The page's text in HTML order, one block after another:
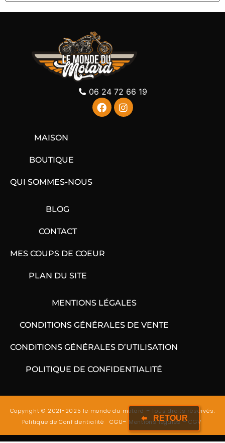
06 24 72 66 19
MAISON
BOUTIQUE
QUI SOMMES-NOUS
BLOG
CONTACT
MES COUPS DE COEUR
PLAN DU SITE
MENTIONS LÉGALES
CONDITIONS GÉNÉRALES DE VENTE
CONDITIONS GÉNÉRALES D’UTILISATION
POLITIQUE DE CONFIDENTIALITÉ
Copyright © 2021-2025 le monde du motard – Tous droits réservés.
Politique de Confidentialité
CGU– Mentions légales–CGV
RETOUR